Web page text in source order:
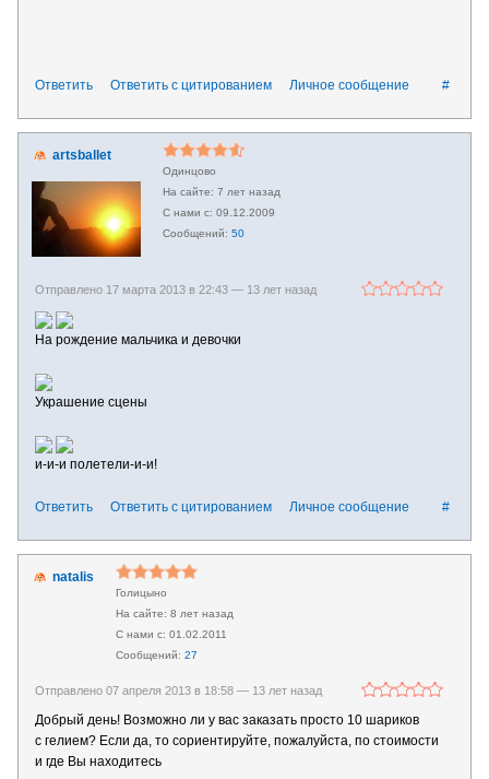
#
Ответить Ответить с цитированием Личное сообщение
artsballet
Одинцово
7 лет назад
09.12.2009
50
Отправлено 17 марта 2013 в 22:43 — 13 лет назад
На рождение мальчика и девочки
Украшение сцены
и-и-и полетели-и-и!
#
Ответить Ответить с цитированием Личное сообщение
natalis
Голицыно
8 лет назад
01.02.2011
27
Отправлено 07 апреля 2013 в 18:58 — 13 лет назад
Добрый день! Возможно ли у вас заказать просто 10 шариков
с гелием? Если да, то сориентируйте, пожалуйста, по стоимости
и где Вы находитесь